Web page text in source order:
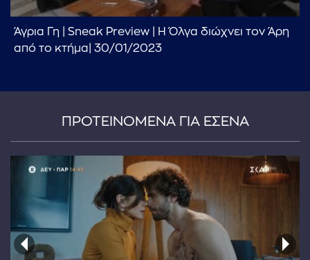
Άγρια Γη | Sneak Preview | Η Όλγα διώχνει τον Άρη
από το κτήμα| 30/01/2023
ΠΡΟΤΕΙΝΟΜΕΝΑ ΓΙΑ ΕΣΕΝΑ